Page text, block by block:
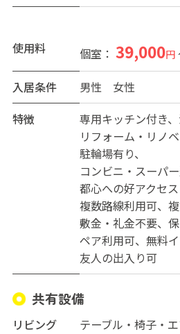
使用料 個室： 39,000円
入居条件
男性
女性
特徴
専用キッチン付き
リフォーム・リノ
駐輪場有り
コンビニ・スーパ
都心への好アクセス
複数路線利用可
敷金・礼金不要
ペア利用可
無料
友人の出入り可
共有設備
リビング
テーブル・椅子・